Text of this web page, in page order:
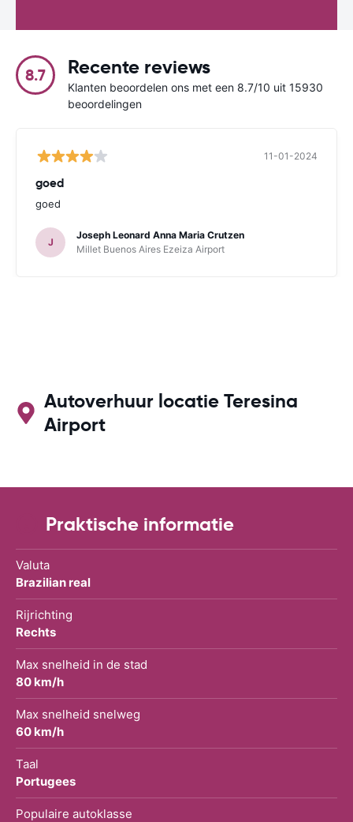
8.7 Recente reviews
Klanten beoordelen ons met een 8.7/10 uit 15930
beoordelingen
11-01-2024
goed
goed
J
Joseph Leonard Anna Maria Crutzen
Millet Buenos Aires Ezeiza Airport
Autoverhuur locatie Teresina
Airport
Praktische informatie
Valuta
Brazilian real
Rijrichting
Rechts
Max snelheid in de stad
80 km/h
Max snelheid snelweg
60 km/h
Taal
Portugees
Populaire autoklasse